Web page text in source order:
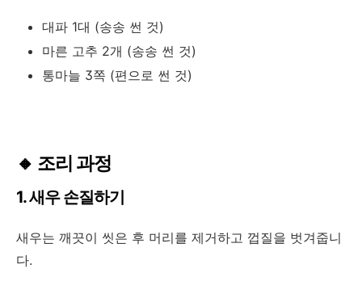
대파 1대 (송송 썬 것)
마른 고추 2개 (송송 썬 것)
통마늘 3쪽 (편으로 썬 것)
🔸 조리 과정
1. 새우 손질하기
새우는 깨끗이 씻은 후 머리를 제거하고 껍질을 벗겨줍니
다.